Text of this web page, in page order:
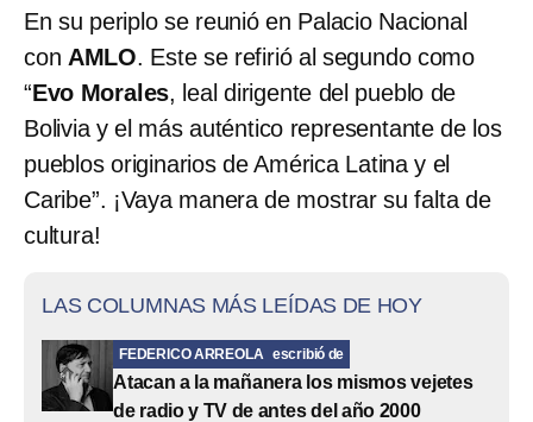
En su periplo se reunió en Palacio Nacional
con AMLO. Este se refirió al segundo como
“Evo Morales, leal dirigente del pueblo de
Bolivia y el más auténtico representante de los
pueblos originarios de América Latina y el
Caribe”. ¡Vaya manera de mostrar su falta de
cultura!
LAS COLUMNAS MÁS LEÍDAS DE HOY
FEDERICO ARREOLA escribió de
Atacan a la mañanera los mismos vejetes
de radio y TV de antes del año 2000